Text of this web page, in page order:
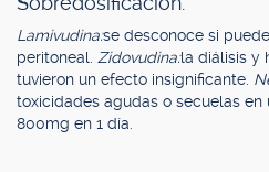
Lamivudina:se desconoce si
peritoneal. Zidovudina:la diálisis y
tuvieron un efecto insignificante.
toxicidades agudas o secuelas
800mg en 1 día.